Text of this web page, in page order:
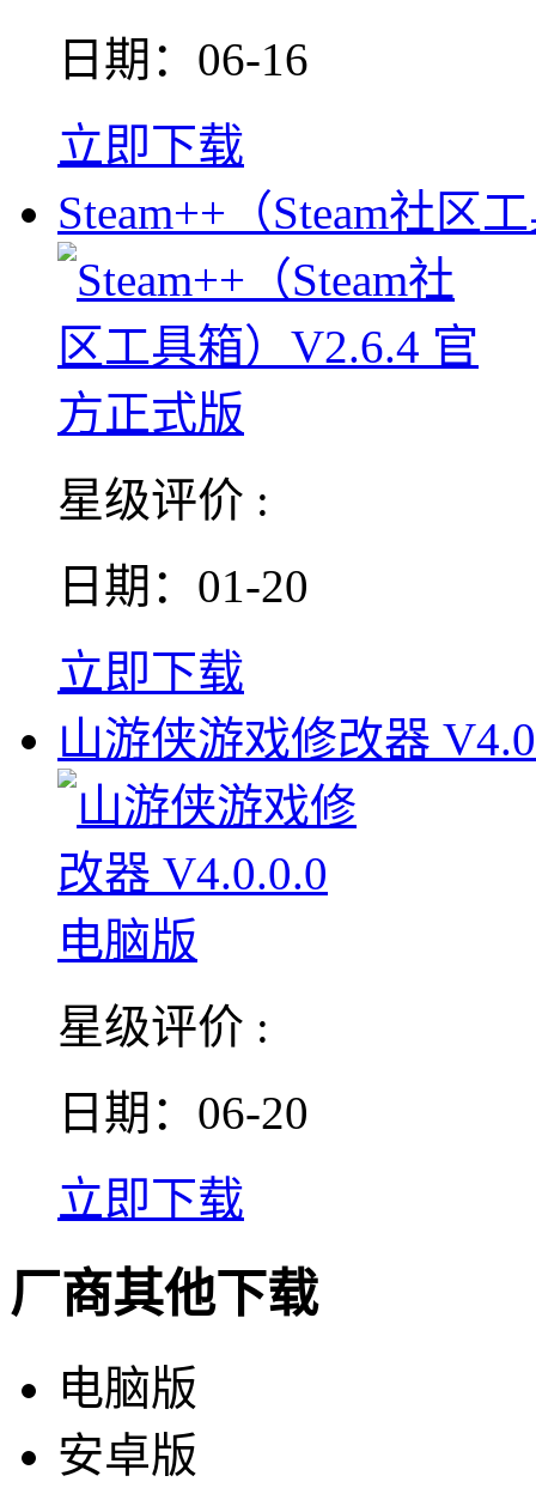
日期：06-16
立即下载
Steam++（Steam社区
星级评价 :
日期：01-20
立即下载
山游侠游戏修改器
星级评价 :
日期：06-20
立即下载
厂商其他下载
电脑版
安卓版